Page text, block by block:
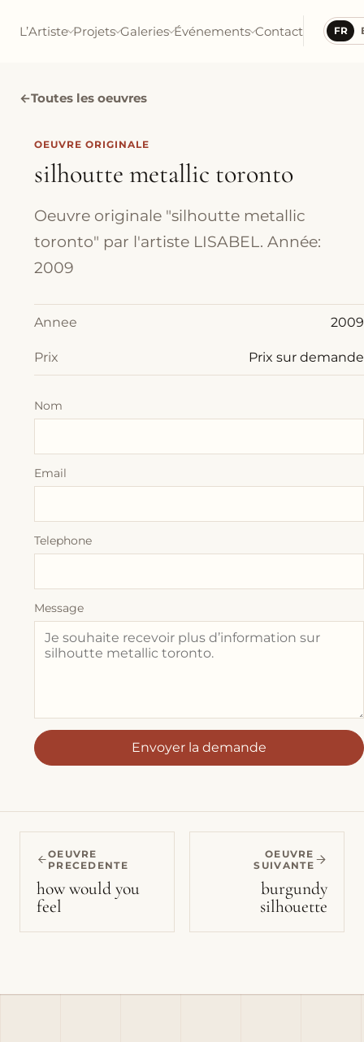
L’Artiste Projets Galeries Événements Contact FR
←Toutes les oeuvres
OEUVRE ORIGINALE
silhoutte metallic toronto
Oeuvre originale "silhoutte metallic
toronto" par l'artiste LISABEL. Année:
2009
Annee 2009
Prix Prix sur demande
Nom
Email
Telephone
Message
Envoyer la demande
OEUVRE
PRECEDENTE
how would you
feel
OEUVRE
SUIVANTE
burgundy
silhouette